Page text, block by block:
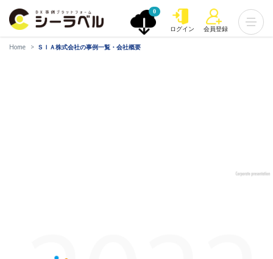
0
ログイン 会員登録
Home ＳＩＡ株式会社の事例一覧・会社概要